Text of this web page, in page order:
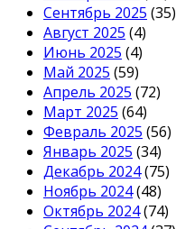
Сентябрь 2025 (35)
Август 2025 (4)
Июнь 2025 (4)
Май 2025 (59)
Апрель 2025 (72)
Март 2025 (64)
Февраль 2025 (56)
Январь 2025 (34)
Декабрь 2024(75)
Ноябрь 2024(48)
Октябрь 2024(74)